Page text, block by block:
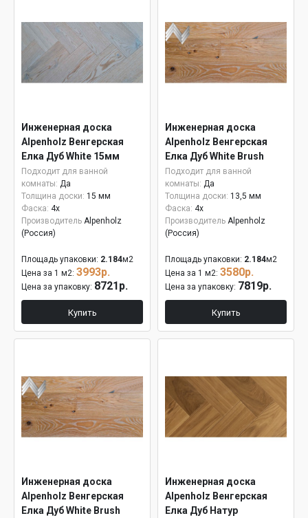
Инженерная доска
Alpenholz Венгерская
Елка Дуб White 15мм
Подходит для ванной
комнаты: Да
Толщина доски: 15 мм
Фаска: 4x
Производитель Alpenholz
(Россия)
Площадь упаковки: 2.184м2
Цена за 1 м2: 3993р.
Цена за упаковку: 8721р.
Купить
Инженерная доска
Alpenholz Венгерская
Елка Дуб White Brush
Подходит для ванной
комнаты: Да
Толщина доски: 13,5 мм
Фаска: 4x
Производитель Alpenholz
(Россия)
Площадь упаковки: 2.184м2
Цена за 1 м2: 3580р.
Цена за упаковку: 7819р.
Купить
Инженерная доска
Alpenholz Венгерская
Елка Дуб White Brush
Инженерная доска
Alpenholz Венгерская
Елка Дуб Натур